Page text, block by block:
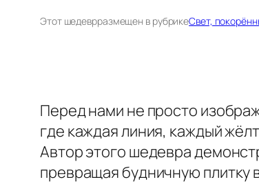
Этот шедеврразмещен в рубрикеСвет,
Перед нами не просто
где каждая линия, каждый
Автор этого шедевра
превращая будничную плитку